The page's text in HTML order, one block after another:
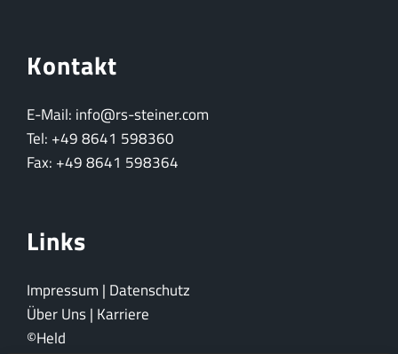
Kontakt
E-Mail: info@rs-steiner.com
Tel: +49 8641 598360
Fax: +49 8641 598364
Links
Impressum | Datenschutz
Über Uns| Karriere
©Held